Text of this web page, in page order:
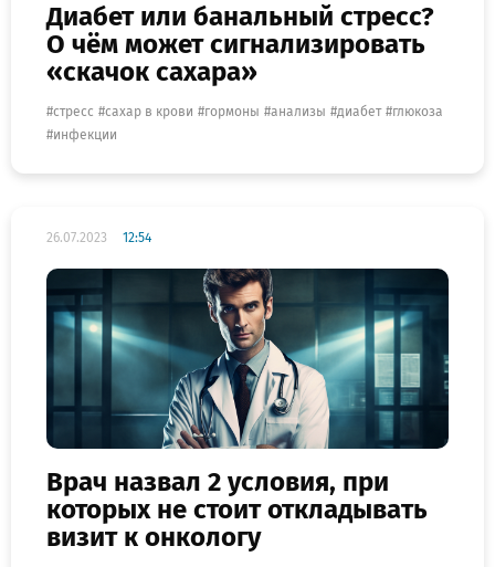
Диабет или банальный стресс?
О чём может сигнализировать
«скачок сахара»
стресс сахар в крови гормоны анализы диабет
глюкоза
инфекции
26.07.2023 12:54
Врач назвал 2 условия, при
которых не стоит откладывать
визит к онкологу